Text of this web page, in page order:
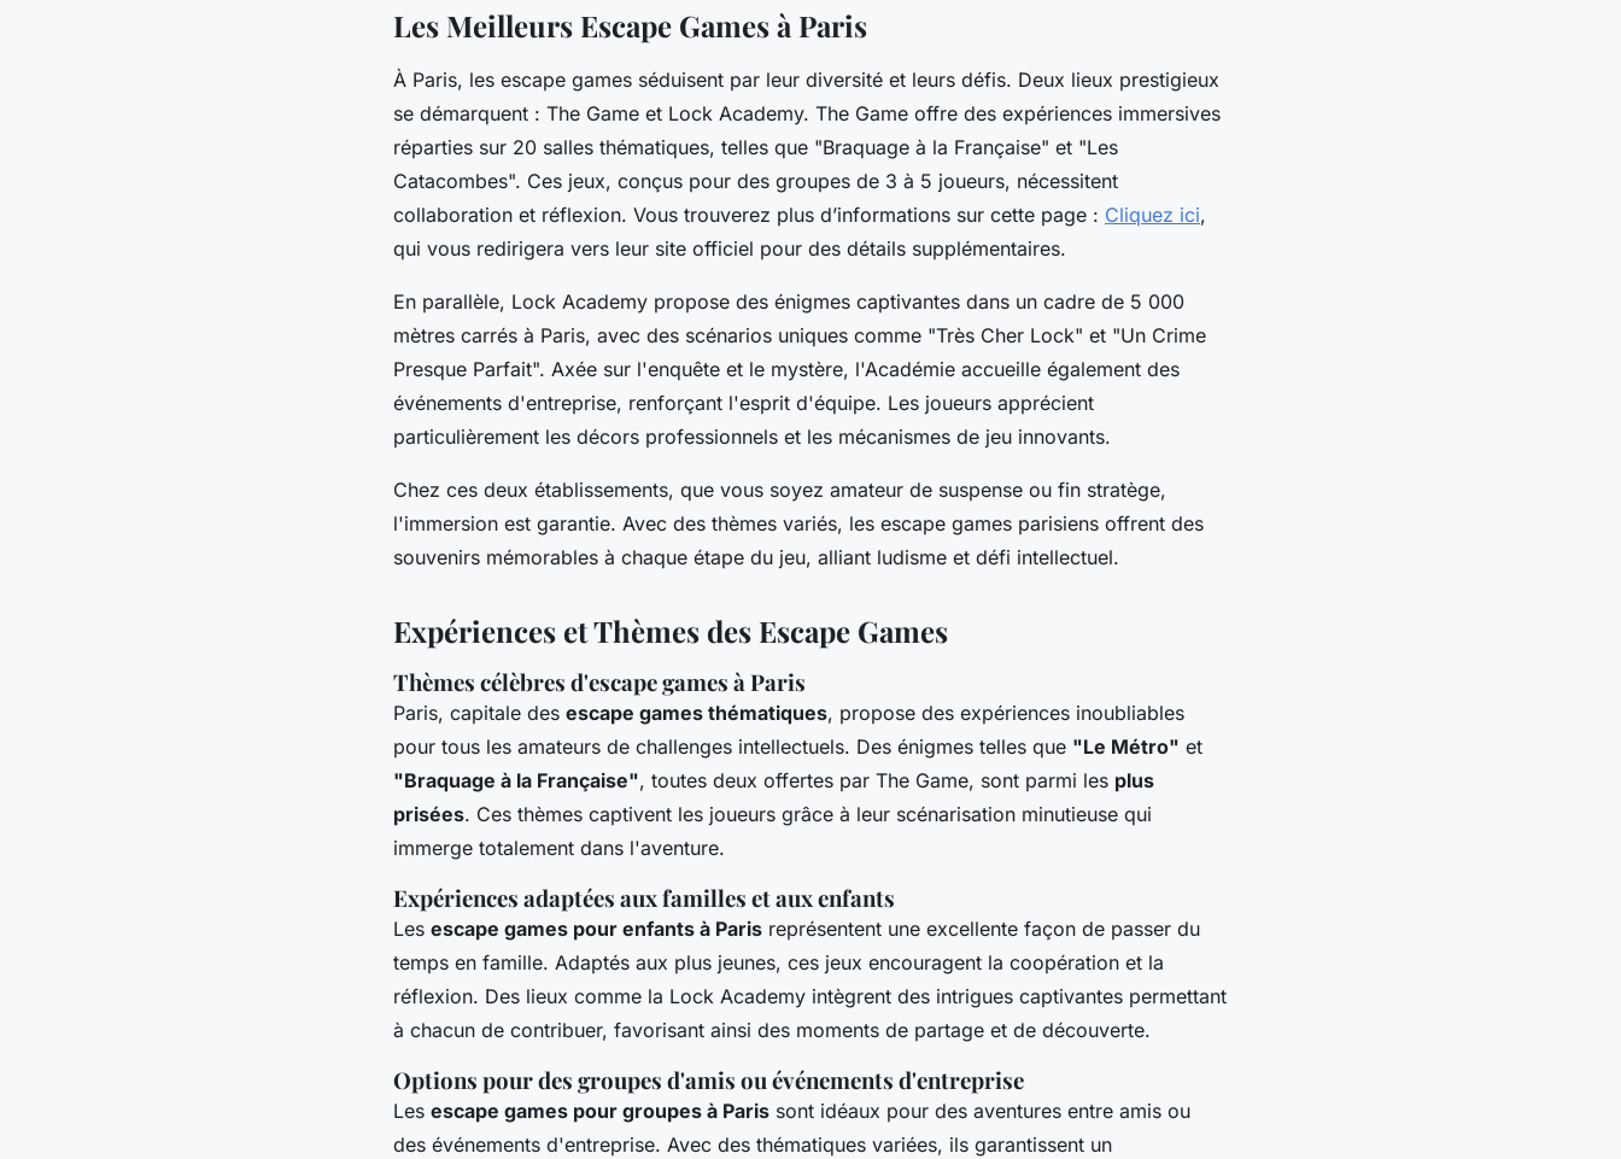
Les Meilleurs Escape Games à Paris
À Paris, les escape games séduisent par leur diversité et leurs défis. Deux lieux prestigieux
se démarquent : The Game et Lock Academy. The Game offre des expériences immersives
réparties sur 20 salles thématiques, telles que "Braquage à la Française" et "Les
Catacombes". Ces jeux, conçus pour des groupes de 3 à 5 joueurs, nécessitent
collaboration et réflexion. Vous trouverez plus d’informations sur cette page : Cliquez ici,
qui vous redirigera vers leur site officiel pour des détails supplémentaires.
En parallèle, Lock Academy propose des énigmes captivantes dans un cadre de 5 000
mètres carrés à Paris, avec des scénarios uniques comme "Très Cher Lock" et "Un Crime
Presque Parfait". Axée sur l'enquête et le mystère, l'Académie accueille également des
événements d'entreprise, renforçant l'esprit d'équipe. Les joueurs apprécient
particulièrement les décors professionnels et les mécanismes de jeu innovants.
Chez ces deux établissements, que vous soyez amateur de suspense ou fin stratège,
l'immersion est garantie. Avec des thèmes variés, les escape games parisiens offrent des
souvenirs mémorables à chaque étape du jeu, alliant ludisme et défi intellectuel.
Expériences et Thèmes des Escape Games
Thèmes célèbres d'escape games à Paris
Paris, capitale des escape games thématiques, propose des expériences inoubliables
pour tous les amateurs de challenges intellectuels. Des énigmes telles que "Le Métro" et
"Braquage à la Française", toutes deux offertes par The Game, sont parmi les plus
prisées. Ces thèmes captivent les joueurs grâce à leur scénarisation minutieuse qui
immerge totalement dans l'aventure.
Expériences adaptées aux familles et aux enfants
Les escape games pour enfants à Paris représentent une excellente façon de passer du
temps en famille. Adaptés aux plus jeunes, ces jeux encouragent la coopération et la
réflexion. Des lieux comme la Lock Academy intègrent des intrigues captivantes permettant
à chacun de contribuer, favorisant ainsi des moments de partage et de découverte.
Options pour des groupes d'amis ou événements d'entreprise
Les escape games pour groupes à Paris sont idéaux pour des aventures entre amis ou
des événements d'entreprise. Avec des thématiques variées, ils garantissent un